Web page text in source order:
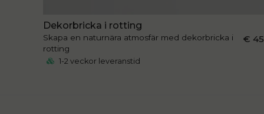
Dekorbricka i rotting
Skapa en naturnära atmosfär med dekorbricka i
rotting
€
1-2 veckor leveranstid